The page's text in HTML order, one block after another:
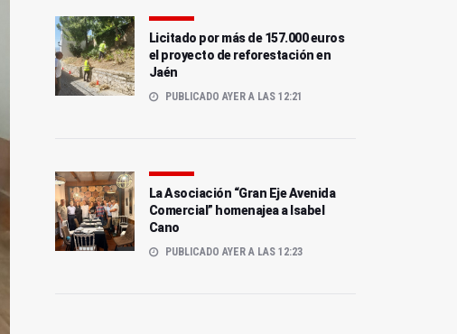
Licitado por más de 157.000 euros
el proyecto de reforestación en
Jaén
PUBLICADO AYER A LAS 12:21
La Asociación “Gran Eje Avenida
Comercial” homenajea a Isabel
Cano
PUBLICADO AYER A LAS 12:23